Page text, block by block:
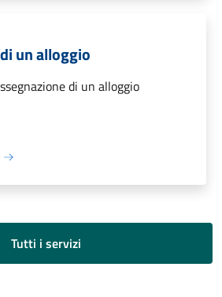
un alloggio
di un alloggio
Tutti i servizi